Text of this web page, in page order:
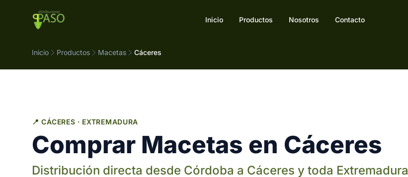
Inicio Productos Nosotros Contacto
Inicio Productos Macetas Cáceres
📍 CÁCERES · EXTREMADURA
Comprar Macetas en Cáceres
Distribución directa desde Córdoba a Cáceres y toda Extremadura